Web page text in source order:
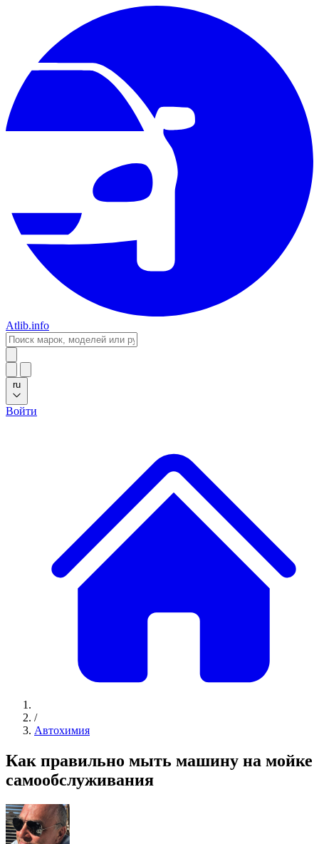
Atlib.info
ru
Войти
/
Автохимия
Как правильно мыть машину на мойке
самообслуживания